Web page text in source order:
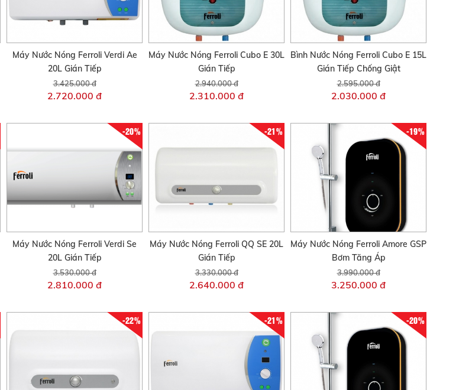
Máy Nước Nóng Ferroli Verdi Ae
20L Gián Tiếp
3.425.000 đ
2.720.000 đ
Máy Nước Nóng Ferroli Cubo E 30L
Gián Tiếp
2.940.000 đ
2.310.000 đ
Bình Nước Nóng Ferroli Cubo E 15L
Gián Tiếp Chống Giật
2.595.000 đ
2.030.000 đ
-20%
Máy Nước Nóng Ferroli Verdi Se
20L Gián Tiếp
3.530.000 đ
2.810.000 đ
-21%
Máy Nước Nóng Ferroli QQ SE 20L
Gián Tiếp
3.330.000 đ
2.640.000 đ
-19%
Máy Nước Nóng Ferroli Amore GSP
Bơm Tăng Áp
3.990.000 đ
3.250.000 đ
-22% -21% -20%